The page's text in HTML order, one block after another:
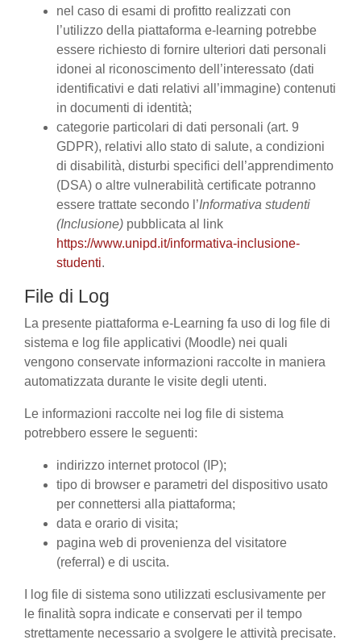
nel caso di esami di profitto realizzati con
l’utilizzo della piattaforma e-learning potrebbe
essere richiesto di fornire ulteriori dati personali
idonei al riconoscimento dell’interessato (dati
identificativi e dati relativi all’immagine) contenuti
in documenti di identità;
categorie particolari di dati personali (art. 9
GDPR), relativi allo stato di salute, a condizioni
di disabilità, disturbi specifici dell’apprendimento
(DSA) o altre vulnerabilità certificate potranno
essere trattate secondo l’Informativa studenti
(Inclusione) pubblicata al link
https://www.unipd.it/informativa-inclusione-
studenti.
File di Log
La presente piattaforma e-Learning fa uso di log file di
sistema e log file applicativi (Moodle) nei quali
vengono conservate informazioni raccolte in maniera
automatizzata durante le visite degli utenti.
Le informazioni raccolte nei log file di sistema
potrebbero essere le seguenti:
indirizzo internet protocol (IP);
tipo di browser e parametri del dispositivo usato
per connettersi alla piattaforma;
data e orario di visita;
pagina web di provenienza del visitatore
(referral) e di uscita.
I log file di sistema sono utilizzati esclusivamente per
le finalità sopra indicate e conservati per il tempo
strettamente necessario a svolgere le attività precisate.